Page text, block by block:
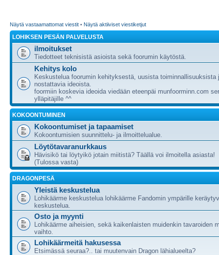
Näytä vastaamattomat viestit • Näytä aktiiviset viestiketjut
LOHIKSEN PESÄN PALVELUSTA
ilmoitukset
Tiedotteet teknisistä asioista sekä foorumin käytöstä.
Kehitys kolo
Keskustelua foorumin kehityksestä, uusista toiminnallisuuksista
nostattavia ideoista.
foormiin koskevia ideoida viedään eteenpäi munfoorminn.com
ylläpitäjille ^^
KOKOONTUMINEN
Kokoontumiset ja tapaamiset
Kokoontumisien suunnittelu- ja ilmoittelualue.
Löytötavaranurkkaus
Hävisikö tai löytyikö jotain miitistä? Täällä voi ilmoitella asiasta!
(Tulossa vasta)
DRAGONPESÄ
Yleistä keskustelua
Lohikäärme keskustelua lohikäärme Fandomin ympärille
keskustelua.
Osto ja myynti
Lohikäärme aiheisien, sekä kaikenlaisten muidenkin tavaroiden
vaihto.
Lohikäärmeitä hakusessa
Etsimässä seuraa?.. tai muutenvain Dragon lähialueelta?